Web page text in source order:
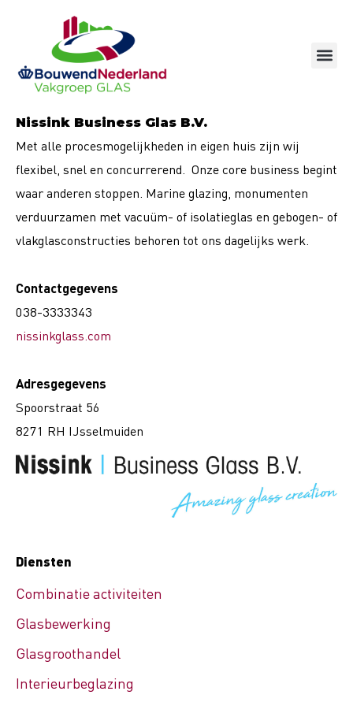
inhoud
Nissink Business Glas B.V.
Met alle procesmogelijkheden in eigen huis zijn wij
flexibel, snel en concurrerend. Onze core business begint
waar anderen stoppen. Marine glazing, monumenten
verduurzamen met vacuüm- of isolatieglas en gebogen- of
vlakglasconstructies behoren tot ons dagelijks werk.
Contactgegevens
038-3333343
nissinkglass.com
Adresgegevens
Spoorstraat 56
8271 RH IJsselmuiden
Diensten
Combinatie activiteiten
Glasbewerking
Glasgroothandel
Interieurbeglazing